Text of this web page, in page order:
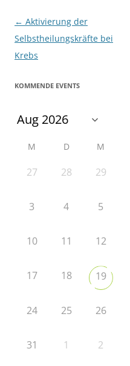
Beitragsnavigation
← Aktivierung der
Selbstheilungskräfte bei
Krebs
KOMMENDE EVENTS
M D M
27 28 29
3 4 5
10 11 12
17 18 19
24 25 26
31 1 2